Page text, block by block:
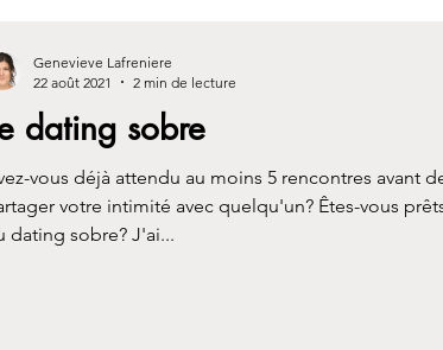
dating sobre
vous déjà attendu au moins 5 rencontres avant
votre intimité avec quelqu'un? Êtes-vous
dating sobre? J'ai...
Genevieve Lafreniere
22 août 2021
2 min de lecture